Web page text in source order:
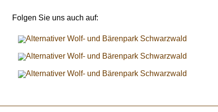
Folgen Sie uns auch auf: